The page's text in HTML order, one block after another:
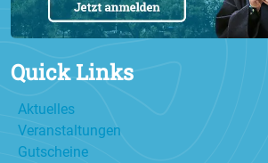
Quick Links
Aktuelles
Veranstaltungen
Gutscheine